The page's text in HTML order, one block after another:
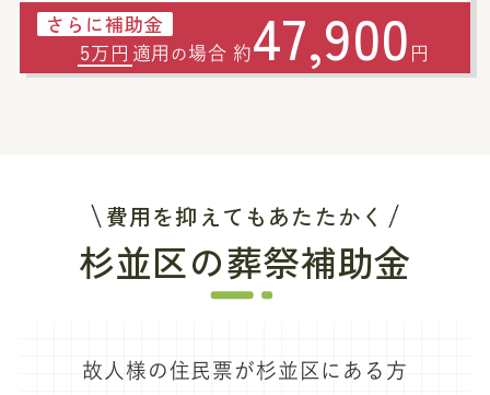
さらに補助金
5万円 適用 の 場合 約47,900 円
費用を抑えてもあたたかく
杉並区の葬祭補助金
故人様の住民票が杉並区にある方